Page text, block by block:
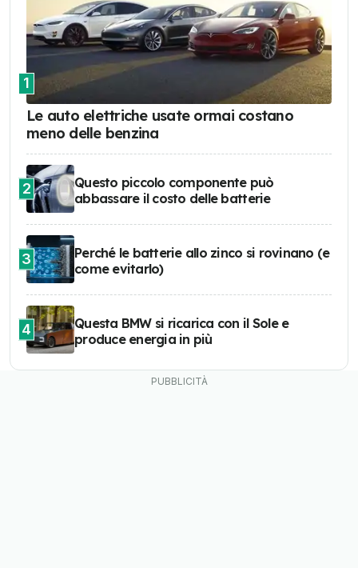
1
Le auto elettriche usate ormai costano
meno delle benzina
2
Questo piccolo componente può
abbassare il costo delle batterie
3
Perché le batterie allo zinco si rovinano (e
come evitarlo)
4
Questa BMW si ricarica con il Sole e
produce energia in più